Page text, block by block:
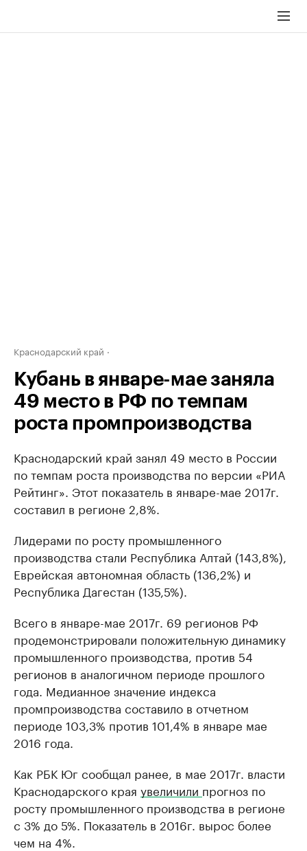
Краснодарский край
Кубань в январе-мае заняла
49 место в РФ по темпам
роста промпроизводства
Краснодарский край занял 49 место в России
по темпам роста производства по версии «РИА
Рейтинг». Этот показатель в январе-мае 2017г.
составил в регионе 2,8%.
Лидерами по росту промышленного
производства стали Республика Алтай (143,8%),
Еврейская автономная область (136,2%) и
Республика Дагестан (135,5%).
Всего в январе-мае 2017г. 69 регионов РФ
продемонстрировали положительную динамику
промышленного производства, против 54
регионов в аналогичном периоде прошлого
года. Медианное значение индекса
промпроизводства составило в отчетном
периоде 103,3% против 101,4% в январе мае
2016 года.
Как РБК Юг сообщал ранее, в мае 2017г. власти
Краснодарского края увеличили прогноз по
росту промышленного производства в регионе
с 3% до 5%. Показатель в 2016г. вырос более
чем на 4%.